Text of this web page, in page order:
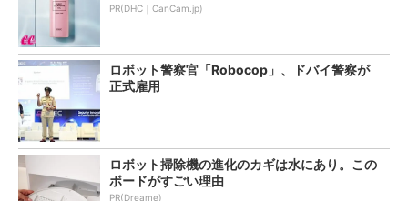
PR(DHC｜CanCam.jp)
ロボット警察官「Robocop」、ドバイ警察が
正式雇用
ロボット掃除機の進化のカギは水にあり。この
ボードがすごい理由
PR(Dreame)